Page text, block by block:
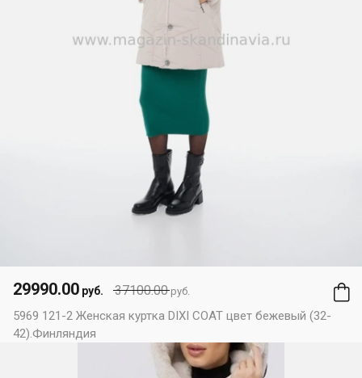
37100.00руб.
29990.00 руб.
5969 121-2 Женская куртка DIXI COAT цвет бежевый (32-
42).Финляндия